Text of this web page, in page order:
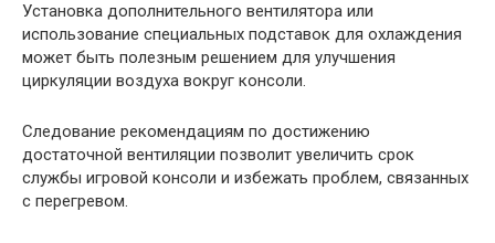
Установка дополнительного вентилятора или
использование специальных подставок для охлаждения
может быть полезным решением для улучшения
циркуляции воздуха вокруг консоли.
Следование рекомендациям по достижению
достаточной вентиляции позволит увеличить срок
службы игровой консоли и избежать проблем, связанных
с перегревом.